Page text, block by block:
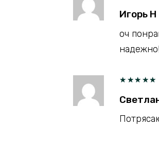
Оценка
5из 5
Игорь Н
оч
Оценка
5из 5